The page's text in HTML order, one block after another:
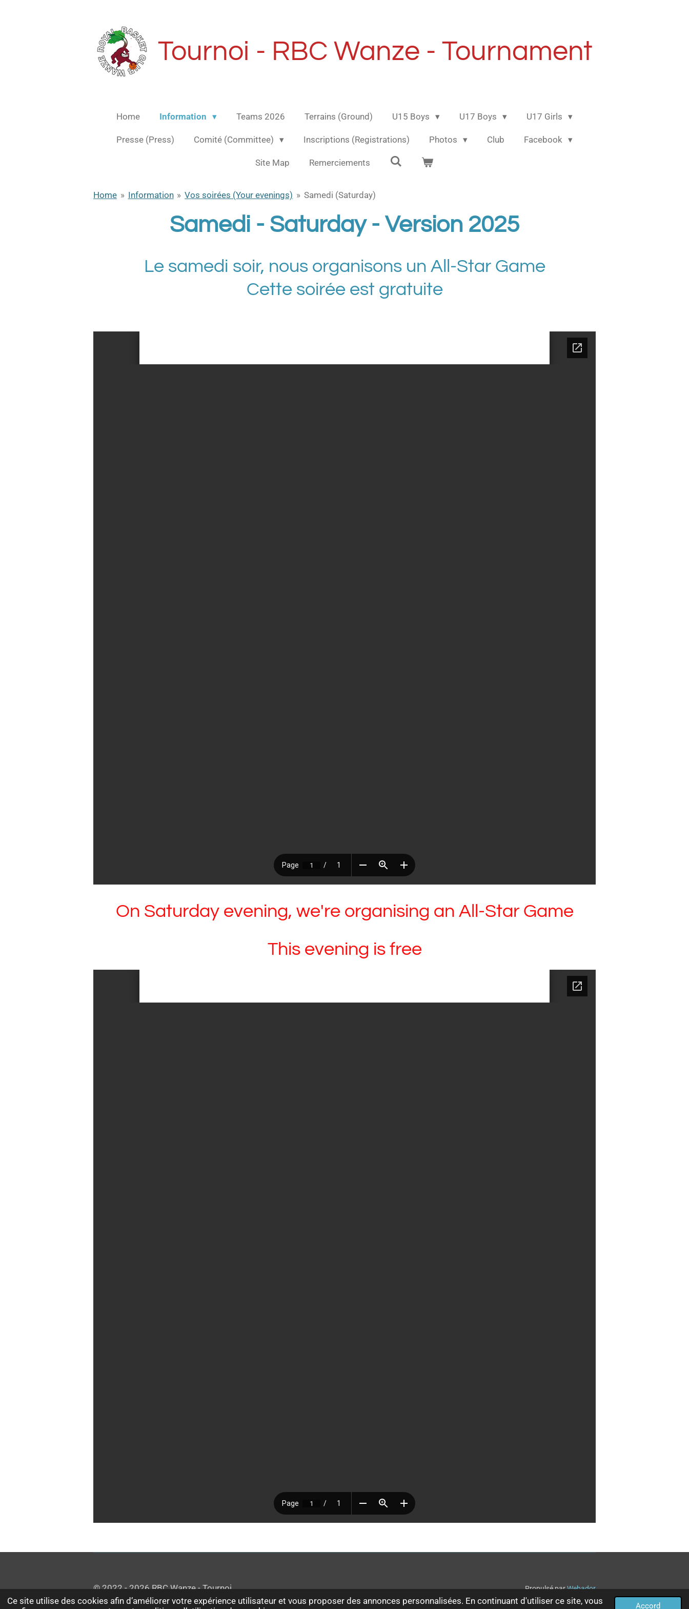
Ce site utilise des cookies afin d’améliorer votre expérience utilisateur et vous proposer des annonces personnalisées. En continuant d'utiliser ce site, vous
Accord
Tournoi - RBC Wanze - Tournament
Home Information Teams 2026 Terrains (Ground) U15 Boys U17 Boys U17 Girls
Presse (Press) Comité (Committee) Inscriptions (Registrations) Photos Club Facebook
Site Map Remerciements
Home » Information » Vos soirées (Your evenings) » Samedi (Saturday)
Samedi - Saturday - Version 2025
Le samedi soir, nous organisons un All-Star Game
Cette soirée est gratuite
On Saturday evening, we're organising an All-Star Game
This evening is free
© 2022 - 2026 RBC Wanze - Tournoi Propulsé parWebador